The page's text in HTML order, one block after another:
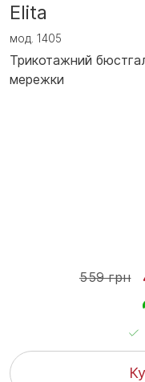
Elita
мод. 1405
Трикотажний
мережки
559 грн